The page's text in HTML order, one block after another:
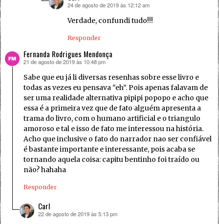
disse:
24 de agosto de 2019 às 12:12 am
Verdade, confundi tudo!!!
Responder
Fernanda Rodrigues Mendonça
disse:
21 de agosto de 2019 às 10:48 pm
Sabe que eu já li diversas resenhas sobre esse livro e
todas as vezes eu pensava “eh”. Pois apenas falavam de
ser uma realidade alternativa pipipi popopo e acho que
essa é a primeira vez que de fato alguém apresenta a
trama do livro, com o humano artificial e o triangulo
amoroso e tal e isso de fato me interessou na história.
Acho que inclusive o fato do narrador nao ser confiável
é bastante importante e interessante, pois acaba se
tornando aquela coisa: capitu bentinho foi traído ou
não? hahaha
Responder
Carl
disse:
22 de agosto de 2019 às 5:13 pm